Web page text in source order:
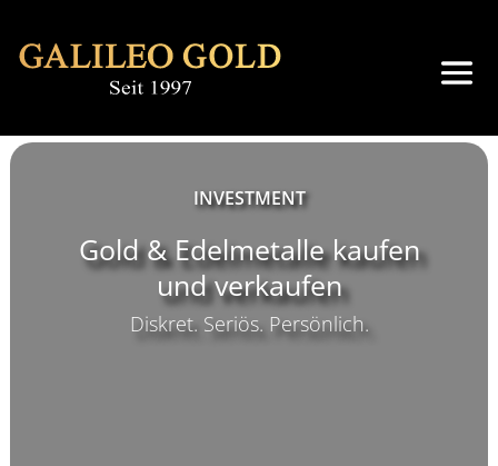
INVESTMENT
Gold & Edelmetalle kaufen
und verkaufen
Diskret. Seriös. Persönlich.